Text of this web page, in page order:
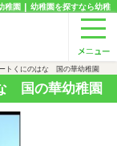
稚園 | 幼稚園を探すなら幼稚
トくにのはな 国の華幼稚園
国の華幼稚園